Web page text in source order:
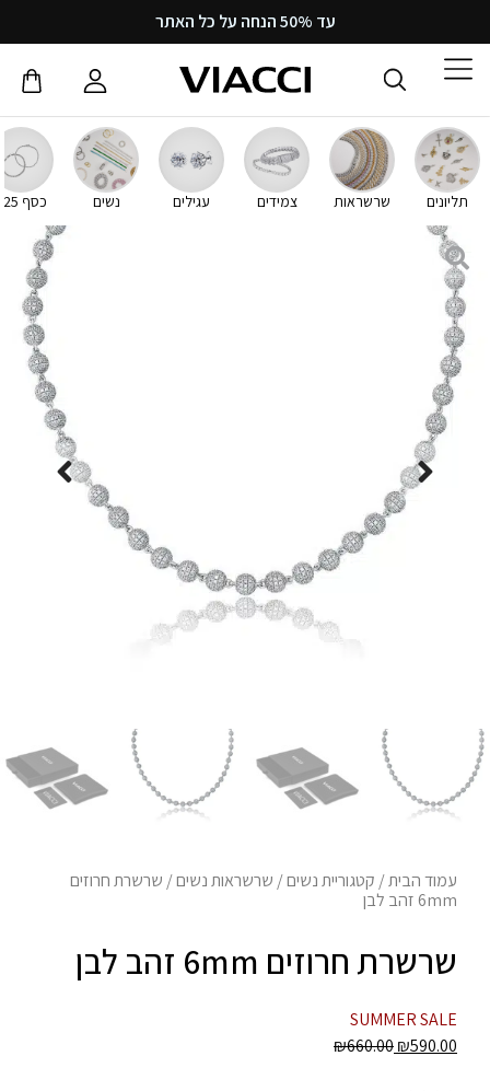
עד 50% הנחה על כל האתר
תליונים שרשראות צמידים עגילים נשים כסף 925
עמוד הבית/ קטגוריית נשים/ שרשראות נשים/ שרשרת חרוזים
6mm זהב לבן
שרשרת חרוזים 6mm זהב לבן
SUMMER SALE
₪590.00
₪660.00